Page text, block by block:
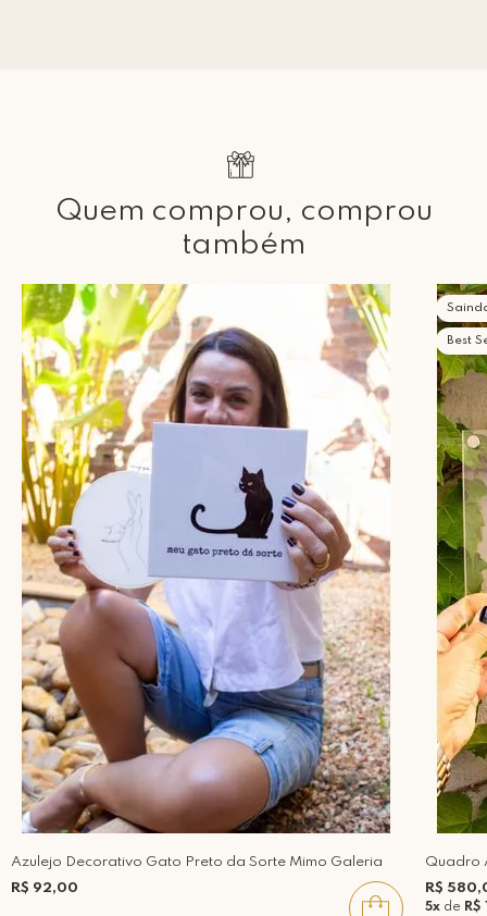
Quem comprou, comprou
também
Azulejo Decorativo Gato Preto da Sorte Mimo Galeria
R$ 92,00
Best
Quadro
R$
5xde R$